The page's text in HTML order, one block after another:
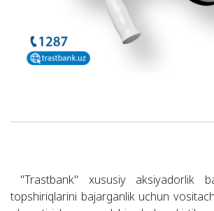
"Trastbank" xususiy aksiyadorlik
topshiriqlarini bajarganlik uchun